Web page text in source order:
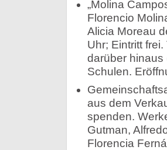
„Molina
Florencio
Alicia Moreau
Uhr; Eintritt
darüber hinaus
Schulen.
aus dem
spenden.
Gutman,
Florencia